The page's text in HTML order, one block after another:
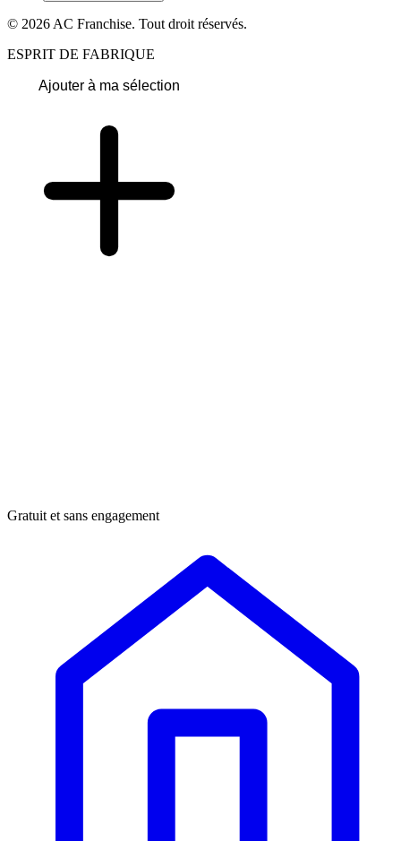
© 2026 AC Franchise. Tout droit réservés.
ESPRIT DE FABRIQUE
Ajouter à ma sélection
Gratuit et sans engagement